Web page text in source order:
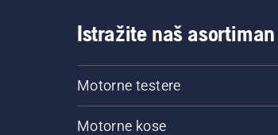
Istražite naš asortiman
Motorne testere
Motorne kose